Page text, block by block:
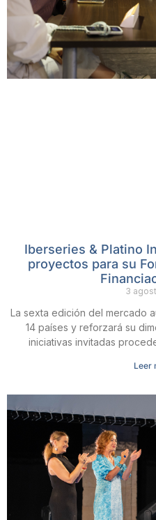
Iberseries & Platino
proyectos para su
3
La sexta edición del mercado
14 países y reforzará su
iniciativas invitadas
Leer